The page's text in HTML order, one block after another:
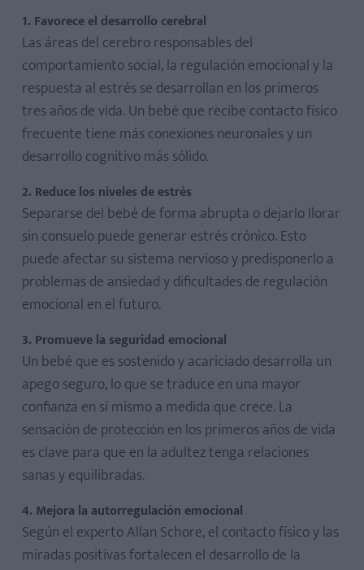
¿Qué hacer si alguien me dice que no cargue a mi bebé en
brazos?
¿El uso de portabebés es recomendable?
¿Es cierto que los bebés se acostumbran a los brazos?
1. Favorece el desarrollo cerebral
Las áreas del cerebro responsables del
comportamiento social, la regulación emocional y la
respuesta al estrés se desarrollan en los primeros
tres años de vida. Un bebé que recibe contacto físico
frecuente tiene más conexiones neuronales y un
desarrollo cognitivo más sólido.
2. Reduce los niveles de estrés
Separarse del bebé de forma abrupta o dejarlo llorar
sin consuelo puede generar estrés crónico. Esto
puede afectar su sistema nervioso y predisponerlo a
problemas de ansiedad y dificultades de regulación
emocional en el futuro.
3. Promueve la seguridad emocional
Un bebé que es sostenido y acariciado desarrolla un
apego seguro, lo que se traduce en una mayor
confianza en sí mismo a medida que crece. La
sensación de protección en los primeros años de vida
es clave para que en la adultez tenga relaciones
sanas y equilibradas.
4. Mejora la autorregulación emocional
Según el experto Allan Schore, el contacto físico y las
miradas positivas fortalecen el desarrollo de la